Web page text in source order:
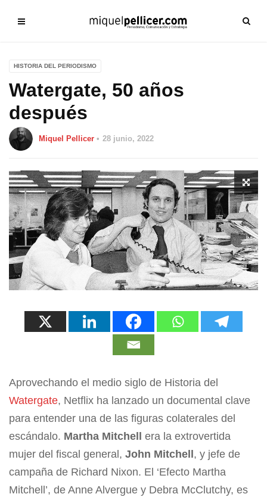
HISTORIA DEL PERIODISMO
Watergate, 50 años
después
Miquel Pellicer 28 junio, 2022
Aprovechando el medio siglo de Historia del
Watergate, Netflix ha lanzado un documental clave
para entender una de las figuras colaterales del
escándalo. Martha Mitchell era la extrovertida
mujer del fiscal general, John Mitchell, y jefe de
campaña de Richard Nixon. El ‘Efecto Martha
Mitchell’, de Anne Alvergue y Debra McClutchy, es